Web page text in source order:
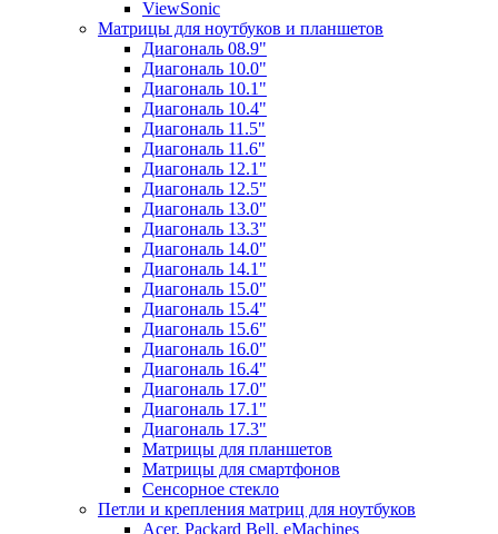
ViewSonic
Матрицы для ноутбуков и планшетов
Диагональ 08.9"
Диагональ 10.0"
Диагональ 10.1"
Диагональ 10.4"
Диагональ 11.5"
Диагональ 11.6"
Диагональ 12.1"
Диагональ 12.5"
Диагональ 13.0"
Диагональ 13.3"
Диагональ 14.0"
Диагональ 14.1"
Диагональ 15.0"
Диагональ 15.4"
Диагональ 15.6"
Диагональ 16.0"
Диагональ 16.4"
Диагональ 17.0"
Диагональ 17.1"
Диагональ 17.3"
Матрицы для планшетов
Матрицы для смартфонов
Сенсорное стекло
Петли и крепления матриц для ноутбуков
Acer, Packard Bell, eMachines